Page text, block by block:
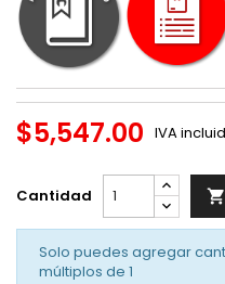
$5,547.00 IVA
Cantidad 
Solo puedes agregar
múltiplos de 1